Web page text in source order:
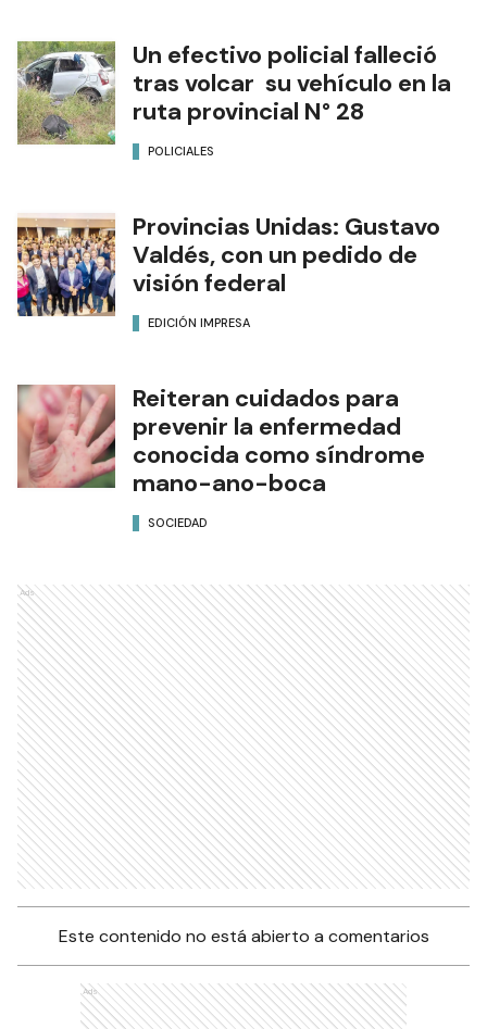
Un efectivo policial falleció
tras volcar su vehículo en la
ruta provincial N° 28
POLICIALES
Provincias Unidas: Gustavo
Valdés, con un pedido de
visión federal
EDICIÓN IMPRESA
Reiteran cuidados para
prevenir la enfermedad
conocida como síndrome
mano-ano-boca
SOCIEDAD
Ads
Este contenido no está abierto a comentarios
Ads